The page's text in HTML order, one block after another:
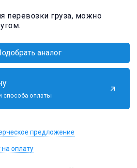
перевозки груза, можно
аналог
способа оплаты
предложение
на оплату